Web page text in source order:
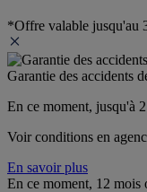
*Offre valable jusqu'au
Garantie des accidents
En ce moment, jusqu'à
Voir conditions en
En savoir plus
En ce moment, 12 mois